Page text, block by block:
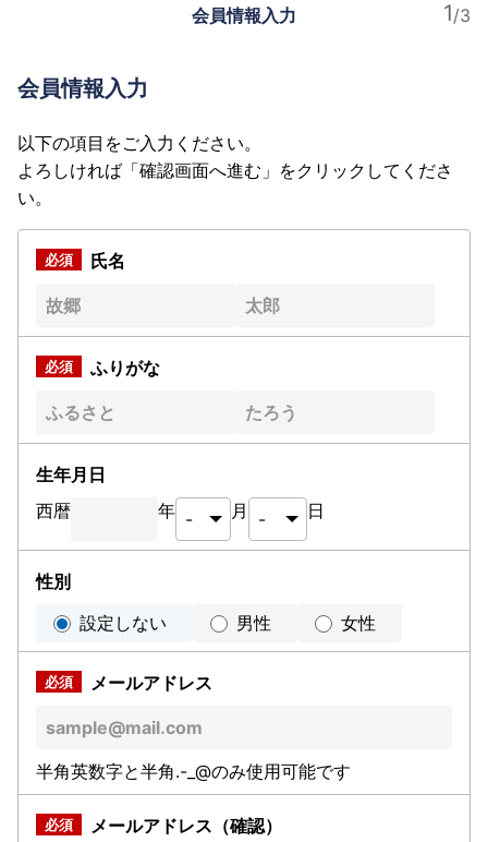
会員情報入力
会員情報入力
以下の項目をご入力ください。
よろしければ「確認画面へ進む」をクリックしてくださ
い。
氏名
ふりがな
生年月日
西暦
年 月 日
性別
設定しない
男性 女性
メールアドレス
半角英数字と半角.-_@のみ使用可能です
メールアドレス（確認）